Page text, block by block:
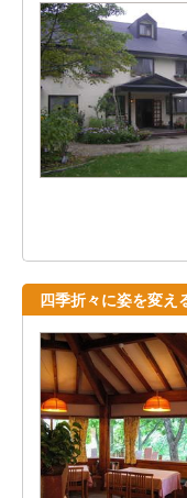
四季折々に姿を変え